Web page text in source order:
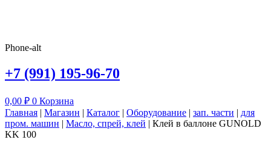
Phone-alt
+7 (991) 195-96-70
0,00 ₽ 0 Корзина
Главная | Магазин | Каталог | Оборудование | зап. части | для
пром. машин | Масло, спрей, клей | Клей в баллоне GUNOLD
KK 100